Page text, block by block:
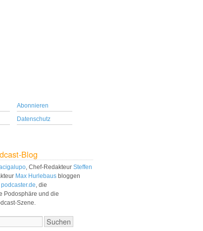
Abonnieren
Datenschutz
Blog
, Chef-Redakteur Steffen
Max Hurlebaus bloggen
podcaster.de, die
Podosphäre und die
Szene.